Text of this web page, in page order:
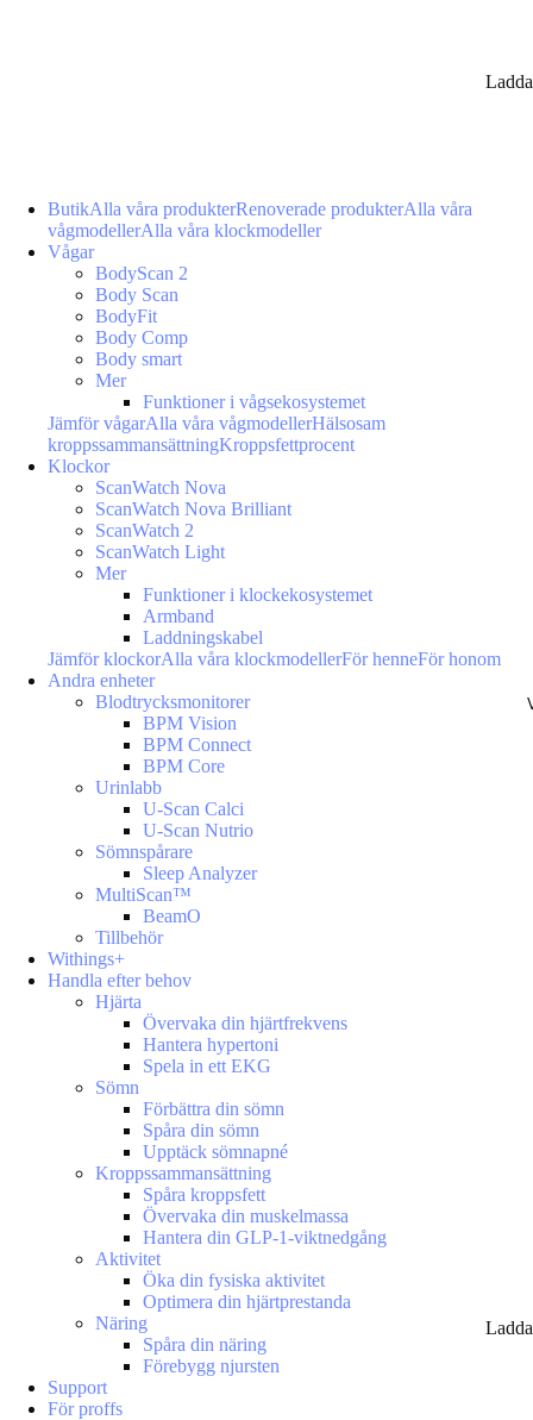
ButikAlla våra produkterRenoverade produkterAlla våra
vågmodellerAlla våra klockmodeller
Vågar
BodyScan 2
Body Scan
BodyFit
Body Comp
Body smart
Mer
Funktioner i vågsekosystemet
Jämför vågarAlla våra vågmodellerHälsosam
kroppssammansättningKroppsfettprocent
Klockor
ScanWatch Nova
ScanWatch Nova Brilliant
ScanWatch 2
ScanWatch Light
Mer
Funktioner i klockekosystemet
Armband
Laddningskabel
Jämför klockorAlla våra klockmodellerFör henneFör honom
Andra enheter
Blodtrycksmonitorer
BPM Vision
BPM Connect
BPM Core
Urinlabb
U-Scan Calci
U-Scan Nutrio
Sömnspårare
Sleep Analyzer
MultiScan™
BeamO
Tillbehör
Withings+
Handla efter behov
Hjärta
Övervaka din hjärtfrekvens
Hantera hypertoni
Spela in ett EKG
Sömn
Förbättra din sömn
Spåra din sömn
Upptäck sömnapné
Kroppssammansättning
Spåra kroppsfett
Övervaka din muskelmassa
Hantera din GLP-1-viktnedgång
Aktivitet
Öka din fysiska aktivitet
Optimera din hjärtprestanda
Näring
Spåra din näring
Förebygg njursten
Support
För proffs